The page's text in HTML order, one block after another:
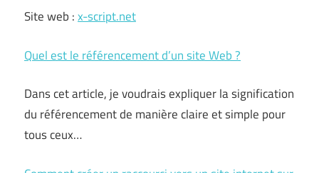
Site web :x-script.net
Quel est le référencement d’un site Web ?
Dans cet article, je voudrais expliquer la signification
du référencement de manière claire et simple pour
tous ceux…